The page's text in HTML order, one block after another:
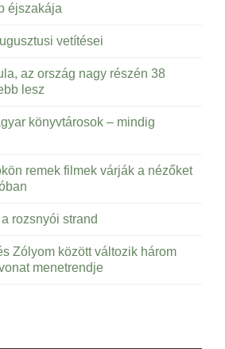
éjszakája
vetítései
az ország nagy részén 38
lesz
könyvtárosok – mindig
remek filmek várják a nézőket
rozsnyói strand
Zólyom között változik három
menetrendje